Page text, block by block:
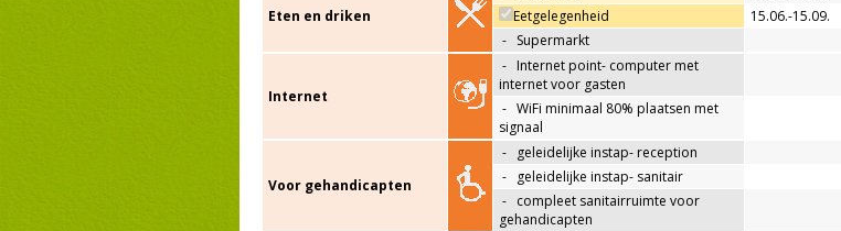
Eten en driken
Eetgelegenheid
15.06.-15.09.
- Supermarkt
Internet
- Internet point- computer met
internet voor gasten
- WiFi minimaal 80% plaatsen met
signaal
Voor gehandicapten
- geleidelijke instap- reception
-
geleidelijke instap- sanitair
- compleet sanitairruimte voor
gehandicapten